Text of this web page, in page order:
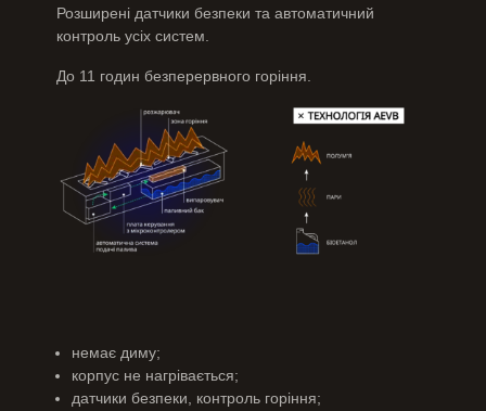
Розширені датчики безпеки та автоматичний
контроль усіх систем.
До 11 годин безперервного горіння.
немає диму;
корпус не нагрівається;
датчики безпеки, контроль горіння;